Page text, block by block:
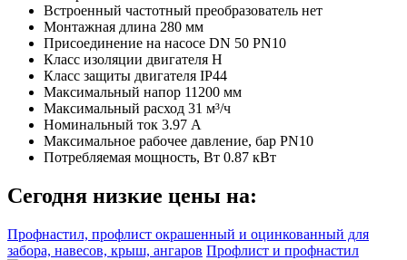
Встроенный частотный преобразователь нет
Монтажная длина 280 мм
Присоединение на насосе DN 50 PN10
Класс изоляции двигателя H
Класс защиты двигателя IP44
Максимальный напор 11200 мм
Максимальный расход 31 м³/ч
Номинальный ток 3.97 A
Максимальное рабочее давление, бар PN10
Потребляемая мощность, Вт 0.87 кВт
Сегодня низкие цены на:
Профнастил, профлист окрашенный и оцинкованный для
забора, навесов, крыш, ангаров Профлист и профнастил